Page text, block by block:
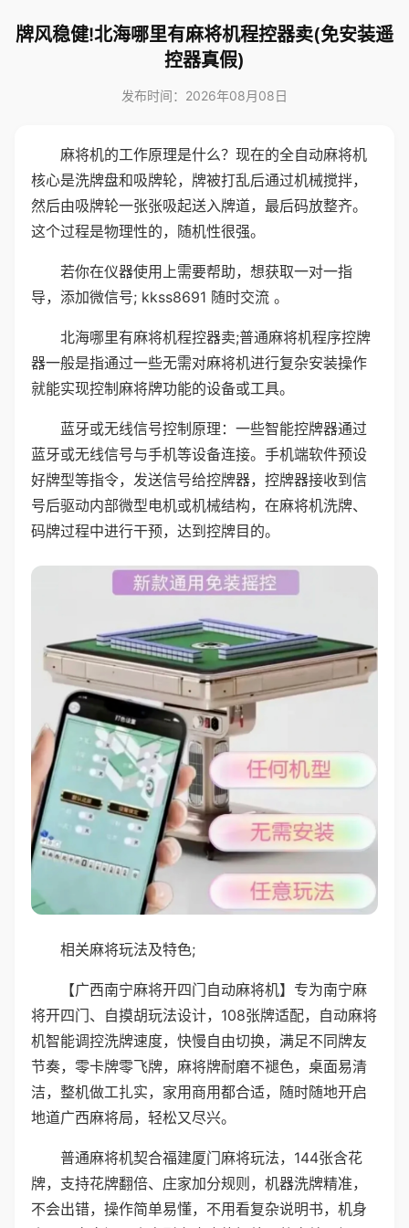
牌风稳健!北海哪里有麻将机程控器卖(免安装遥
控器真假)
发布时间：2026年08月08日
麻将机的工作原理是什么？现在的全自动麻将机
核心是洗牌盘和吸牌轮，牌被打乱后通过机械搅拌，
然后由吸牌轮一张张吸起送入牌道，最后码放整齐。
这个过程是物理性的，随机性很强。
若你在仪器使用上需要帮助，想获取一对一指
导，添加微信号; kkss8691 随时交流 。
北海哪里有麻将机程控器卖;普通麻将机程序控牌
器一般是指通过一些无需对麻将机进行复杂安装操作
就能实现控制麻将牌功能的设备或工具。
蓝牙或无线信号控制原理：一些智能控牌器通过
蓝牙或无线信号与手机等设备连接。手机端软件预设
好牌型等指令，发送信号给控牌器，控牌器接收到信
号后驱动内部微型电机或机械结构，在麻将机洗牌、
码牌过程中进行干预，达到控牌目的。
相关麻将玩法及特色;
【广西南宁麻将开四门自动麻将机】专为南宁麻
将开四门、自摸胡玩法设计，108张牌适配，自动麻将
机智能调控洗牌速度，快慢自由切换，满足不同牌友
节奏，零卡牌零飞牌，麻将牌耐磨不褪色，桌面易清
洁，整机做工扎实，家用商用都合适，随时随地开启
地道广西麻将局，轻松又尽兴。
普通麻将机契合福建厦门麻将玩法，144张含花
牌，支持花牌翻倍、庄家加分规则，机器洗牌精准，
不会出错，操作简单易懂，不用看复杂说明书，机身